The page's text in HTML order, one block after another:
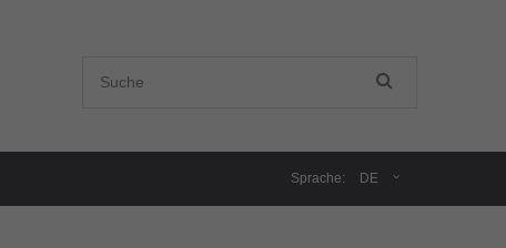
Sprache: DE